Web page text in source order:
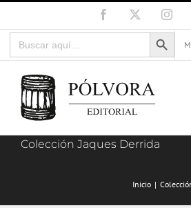
al
contenido
Facebook
Buscar:
Botón de búsqueda
Colección Jaques Derrida
Inicio